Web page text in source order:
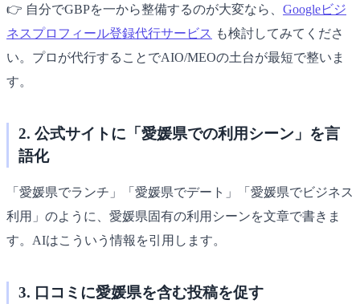
👉 自分でGBPを一から整備するのが大変なら、 Googleビジ
ネスプロフィール登録代行サービス も検討してみてくださ
い。プロが代行することでAIO/MEOの土台が最短で整いま
す。
2. 公式サイトに「愛媛県での利用シーン」を言
語化
「愛媛県でランチ」「愛媛県でデート」「愛媛県でビジネス
利用」のように、愛媛県固有の利用シーンを文章で書きま
す。AIはこういう情報を引用します。
3. 口コミに愛媛県を含む投稿を促す